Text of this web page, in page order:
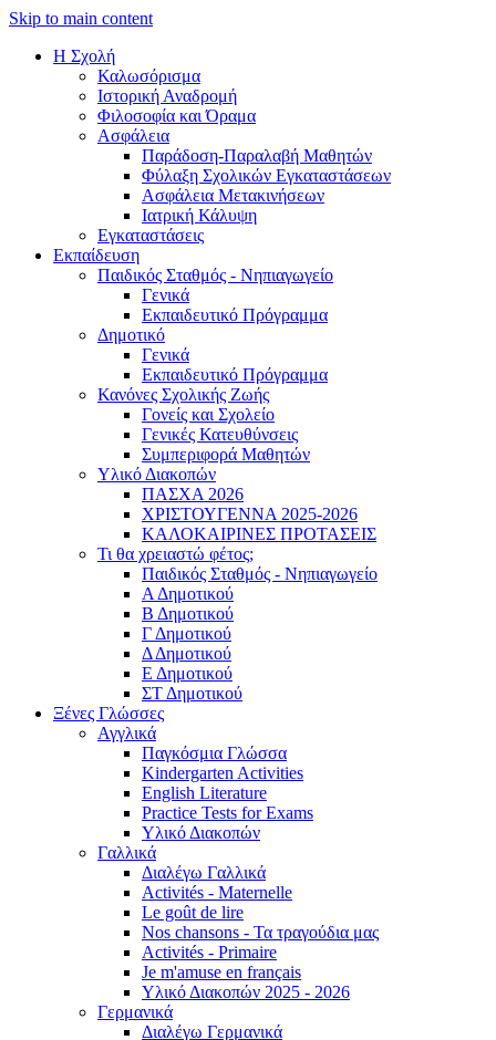
Skip to main content
Η Σχολή
Καλωσόρισμα
Iστορική Αναδρομή
Φιλοσοφία και Όραμα
Ασφάλεια
Παράδοση-Παραλαβή Μαθητών
Φύλαξη Σχολικών Εγκαταστάσεων
Ασφάλεια Μετακινήσεων
Ιατρική Κάλυψη
Εγκαταστάσεις
Εκπαίδευση
Παιδικός Σταθμός - Νηπιαγωγείο
Γενικά
Εκπαιδευτικό Πρόγραμμα
Δημοτικό
Γενικά
Εκπαιδευτικό Πρόγραμμα
Κανόνες Σχολικής Ζωής
Γονείς και Σχολείο
Γενικές Κατευθύνσεις
Συμπεριφορά Μαθητών
Υλικό Διακοπών
ΠAΣΧA 2026
ΧΡΙΣΤΟΥΓΕΝΝΑ 2025-2026
ΚΑΛΟΚΑΙΡΙΝΕΣ ΠΡΟΤΑΣΕΙΣ
Τι θα χρειαστώ φέτος;
Παιδικός Σταθμός - Νηπιαγωγείο
Α Δημοτικού
Β Δημοτικού
Γ Δημοτικού
Δ Δημοτικού
Ε Δημοτικού
ΣΤ Δημοτικού
Ξένες Γλώσσες
Αγγλικά
Παγκόσμια Γλώσσα
Kindergarten Activities
English Literature
Practice Tests for Exams
Υλικό Διακοπών
Γαλλικά
Διαλέγω Γαλλικά
Activités - Maternelle
Le goût de lire
Nos chansons - Τα τραγούδια μας
Activités - Primaire
Je m'amuse en français
Υλικό Διακοπών 2025 - 2026
Γερμανικά
Διαλέγω Γερμανικά